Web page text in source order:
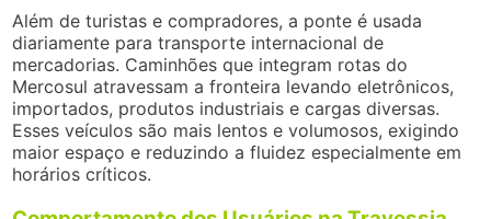
Além de turistas e compradores, a ponte é usada
diariamente para transporte internacional de
mercadorias. Caminhões que integram rotas do
Mercosul atravessam a fronteira levando eletrônicos,
importados, produtos industriais e cargas diversas.
Esses veículos são mais lentos e volumosos, exigindo
maior espaço e reduzindo a fluidez especialmente em
horários críticos.